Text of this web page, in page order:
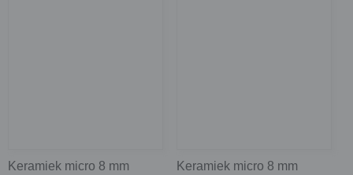
Keramiek micro 8 mm
Keramiek micro 8 mm